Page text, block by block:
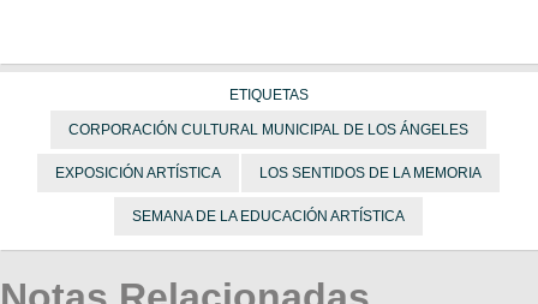
ETIQUETAS
CORPORACIÓN CULTURAL MUNICIPAL DE LOS ÁNGELES
EXPOSICIÓN ARTÍSTICA LOS SENTIDOS DE LA MEMORIA
SEMANA DE LA EDUCACIÓN ARTÍSTICA